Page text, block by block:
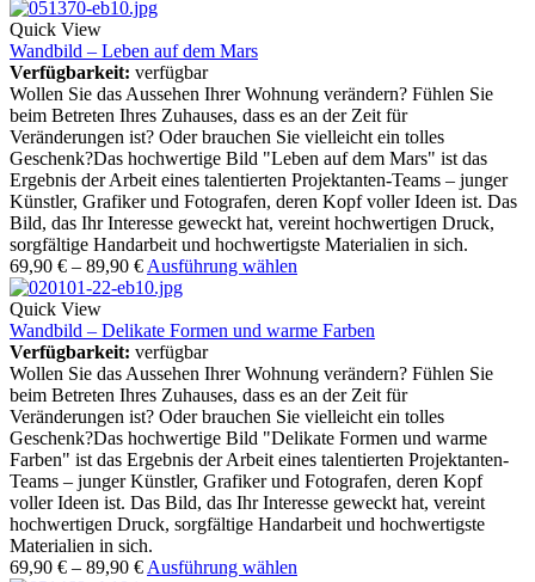
Quick View
Wandbild – Leben auf dem Mars
Verfügbarkeit: verfügbar
Wollen Sie das Aussehen Ihrer Wohnung verändern? Fühlen Sie
beim Betreten Ihres Zuhauses, dass es an der Zeit für
Veränderungen ist? Oder brauchen Sie vielleicht ein tolles
Geschenk?Das hochwertige Bild "Leben auf dem Mars" ist das
Ergebnis der Arbeit eines talentierten Projektanten-Teams – junger
Künstler, Grafiker und Fotografen, deren Kopf voller Ideen ist. Das
Bild, das Ihr Interesse geweckt hat, vereint hochwertigen Druck,
sorgfältige Handarbeit und hochwertigste Materialien in sich.
69,90 € – 89,90 € Ausführung wählen
Quick View
Wandbild – Delikate Formen und warme Farben
Verfügbarkeit: verfügbar
Wollen Sie das Aussehen Ihrer Wohnung verändern? Fühlen Sie
beim Betreten Ihres Zuhauses, dass es an der Zeit für
Veränderungen ist? Oder brauchen Sie vielleicht ein tolles
Geschenk?Das hochwertige Bild "Delikate Formen und warme
Farben" ist das Ergebnis der Arbeit eines talentierten Projektanten-
Teams – junger Künstler, Grafiker und Fotografen, deren Kopf
voller Ideen ist. Das Bild, das Ihr Interesse geweckt hat, vereint
hochwertigen Druck, sorgfältige Handarbeit und hochwertigste
Materialien in sich.
69,90 € – 89,90 € Ausführung wählen